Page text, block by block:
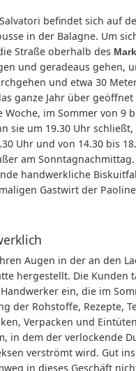
befindet sich auf
in der Balagne. Um
Straße oberhalb des
und geradeaus gehen,
und etwa 30
ganze Jahr über
Woche, im Sommer von 9
sie um 19.30 Uhr
Uhr und von 14.30 bis
am
handwerkliche
Gastwirt der
Augen in der an den
hergestellt. Die Kunden
ein, die im
der Rohstoffe, Rezepte,
Verpacken und
in dem der verlockende
verströmt wird. Gut
in dieses Geschäft